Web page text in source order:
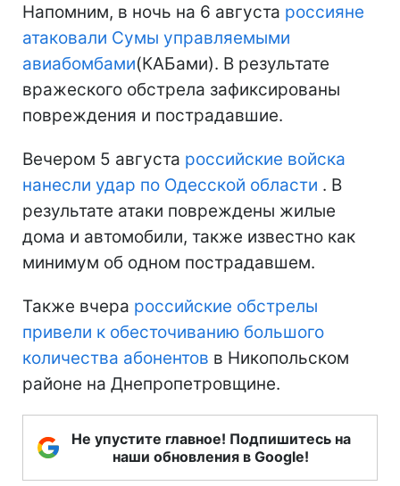
Напомним, в ночь на 6 августа россияне
атаковали Сумы управляемыми
авиабомбами(КАБами). В результате
вражеского обстрела зафиксированы
повреждения и пострадавшие.
Вечером 5 августа российские войска
нанесли удар по Одесской области . В
результате атаки повреждены жилые
дома и автомобили, также известно как
минимум об одном пострадавшем.
Также вчера российские обстрелы
привели к обесточиванию большого
количества абонентов в Никопольском
районе на Днепропетровщине.
Не упустите главное! Подпишитесь на
наши обновления в Google!